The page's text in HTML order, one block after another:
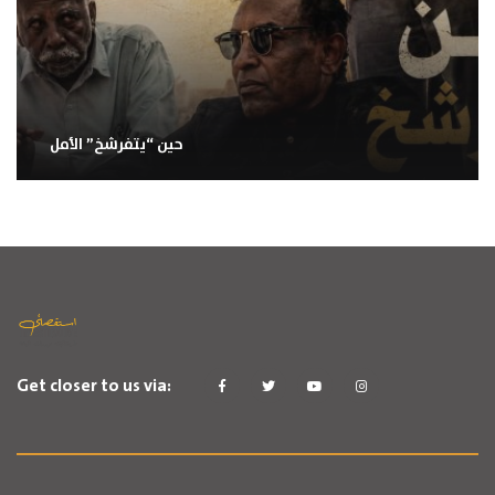
حين “يتفرشخ” الأمل
Get closer to us via: